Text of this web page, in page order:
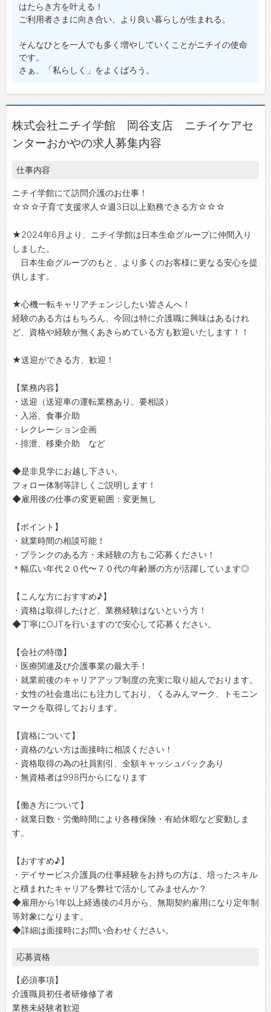
はたらき方を叶える！
ご利用者さまに向き合い、より良い暮らしが生まれる。
そんなひとを一人でも多く増やしていくことがニチイの使命
です。
さぁ、「私らしく」をよくばろう。
株式会社ニチイ学館 岡谷支店 ニチイケアセ
ンターおかやの求人募集内容
仕事内容
ニチイ学館にて訪問介護のお仕事！
☆☆☆子育て支援求人☆週3日以上勤務できる方☆☆☆
★2024年6月より、ニチイ学館は日本生命グループに仲間入り
しました。
日本生命グループのもと、より多くのお客様に更なる安心を提
供します。
★心機一転キャリアチェンジしたい皆さんへ！
経験のある方はもちろん、今回は特に介護職に興味はあるけれ
ど、資格や経験が無くあきらめている方も歓迎いたします！！
★送迎ができる方、歓迎！
【業務内容】
・送迎（送迎車の運転業務あり。要相談）
・入浴、食事介助
・レクレーション企画
・排泄、移乗介助 など
◆是非見学にお越し下さい。
フォロー体制等詳しくご説明します！
◆雇用後の仕事の変更範囲：変更無し
【ポイント】
・就業時間の相談可能！
・ブランクのある方・未経験の方もご応募ください！
＊幅広い年代２０代〜７０代の年齢層の方が活躍しています◎
【こんな方におすすめ♪】
・資格は取得したけど、業務経験はないという方！
◆丁寧にOJTを行いますので安心して応募ください。
【会社の特徴】
・医療関連及び介護事業の最大手！
・就業前後のキャリアアップ制度の充実に取り組んでおります。
・女性の社会進出にも注力しており、くるみんマーク、トモニン
マークを取得しております。
【資格について】
・資格のない方は面接時に相談ください！
・資格取得の為の社員割引、全額キャッシュバックあり
・無資格者は998円からになります
【働き方について】
・就業日数・労働時間により各種保険・有給休暇など変動しま
す。
【おすすめ♪】
・デイサービス介護員の仕事経験をお持ちの方は、培ったスキル
と積まれたキャリアを弊社で活かしてみませんか？
◆雇用から1年以上経過後の4月から、無期契約雇用になり定年制
等対象になります。
◆詳細は面接時にお問い合わせください。
応募資格
【必須事項】
介護職員初任者研修修了者
業務未経験者歓迎